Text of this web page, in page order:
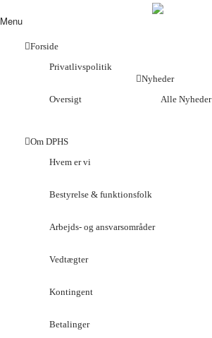
Menu
Forside
Privatlivspolitik
Oversigt
Nyheder
Alle Nyheder
Om DPHS
Hvem er vi
Bestyrelse & funktionsfolk
Arbejds- og ansvarsområder
Vedtægter
Kontingent
Betalinger